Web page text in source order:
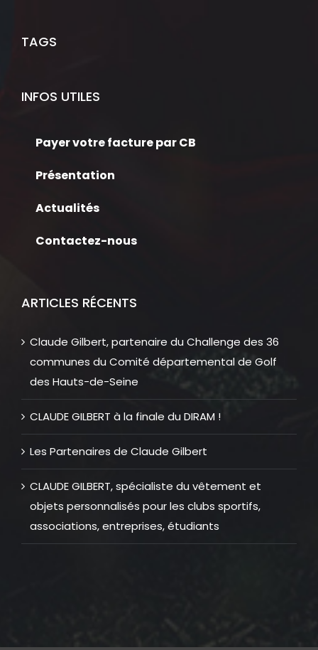
TAGS
INFOS UTILES
Payer votre facture par CB
Présentation
Actualités
Contactez-nous
ARTICLES RÉCENTS
Claude Gilbert, partenaire du Challenge des 36
communes du Comité départemental de Golf
des Hauts-de-Seine
CLAUDE GILBERT à la finale du DIRAM !
Les Partenaires de Claude Gilbert
CLAUDE GILBERT, spécialiste du vêtement et
objets personnalisés pour les clubs sportifs,
associations, entreprises, étudiants